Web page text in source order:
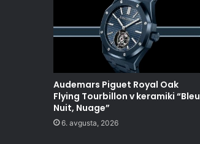
Audemars Piguet Royal Oak
Flying Tourbillon v keramiki “Bleu
Nuit, Nuage”
6. avgusta, 2026